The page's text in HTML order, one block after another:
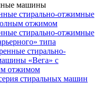
машины
стирально-отжимные
отжимом
стирально-отжимные
типа
стирально-
«Вега» с
отжимом
стиральных машин